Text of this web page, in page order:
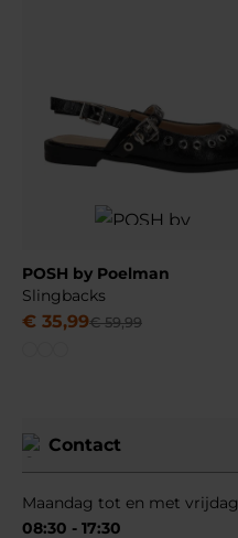
POSH by Poelman
Slingbacks
€ 35,99€ 59,99
Contact
Maandag tot en met vrijdag
08:30 - 17:30